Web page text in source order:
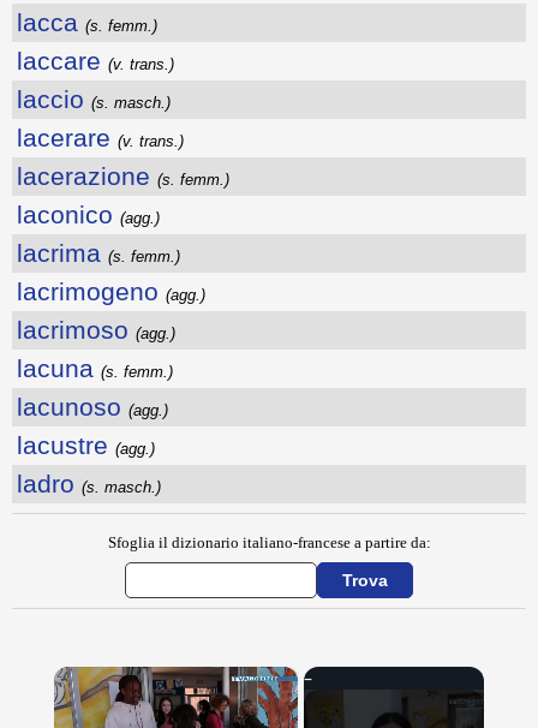
lacca (s. femm.)
laccare (v. trans.)
laccio (s. masch.)
lacerare (v. trans.)
lacerazione (s. femm.)
laconico (agg.)
lacrima (s. femm.)
lacrimogeno (agg.)
lacrimoso (agg.)
lacuna (s. femm.)
lacunoso (agg.)
lacustre (agg.)
ladro (s. masch.)
Sfoglia il dizionario italiano-francese a partire da:
×